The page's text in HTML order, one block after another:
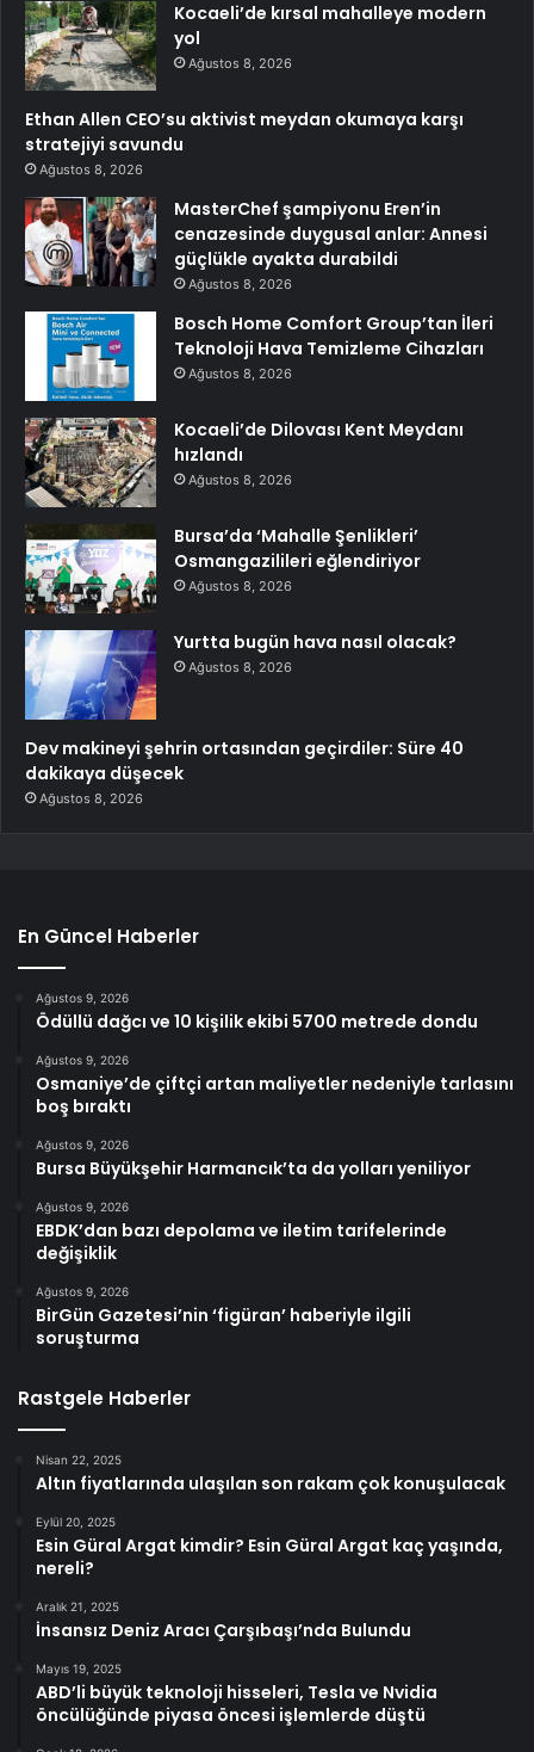
Kocaeli’de kırsal mahalleye modern
yol
Ağustos 8, 2026
Ethan Allen CEO’su aktivist meydan okumaya karşı
stratejiyi savundu
Ağustos 8, 2026
MasterChef şampiyonu Eren’in
cenazesinde duygusal anlar: Annesi
güçlükle ayakta durabildi
Ağustos 8, 2026
Bosch Home Comfort Group’tan İleri
Teknoloji Hava Temizleme Cihazları
Ağustos 8, 2026
Kocaeli’de Dilovası Kent Meydanı
hızlandı
Ağustos 8, 2026
Bursa’da ‘Mahalle Şenlikleri’
Osmangazilileri eğlendiriyor
Ağustos 8, 2026
Yurtta bugün hava nasıl olacak?
Ağustos 8, 2026
Dev makineyi şehrin ortasından geçirdiler: Süre 40
dakikaya düşecek
Ağustos 8, 2026
En Güncel Haberler
Ağustos 9, 2026
Ödüllü dağcı ve 10 kişilik ekibi 5700 metrede dondu
Ağustos 9, 2026
Osmaniye’de çiftçi artan maliyetler nedeniyle tarlasını
boş bıraktı
Ağustos 9, 2026
Bursa Büyükşehir Harmancık’ta da yolları yeniliyor
Ağustos 9, 2026
EBDK’dan bazı depolama ve iletim tarifelerinde
değişiklik
Ağustos 9, 2026
BirGün Gazetesi’nin ‘figüran’ haberiyle ilgili
soruşturma
Rastgele Haberler
Nisan 22, 2025
Altın fiyatlarında ulaşılan son rakam çok konuşulacak
Eylül 20, 2025
Esin Güral Argat kimdir? Esin Güral Argat kaç yaşında,
nereli?
Aralık 21, 2025
İnsansız Deniz Aracı Çarşıbaşı’nda Bulundu
Mayıs 19, 2025
ABD’li büyük teknoloji hisseleri, Tesla ve Nvidia
öncülüğünde piyasa öncesi işlemlerde düştü